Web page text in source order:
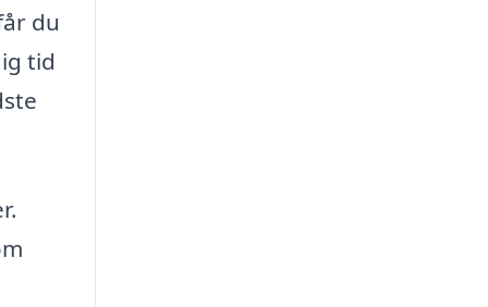
du
tid